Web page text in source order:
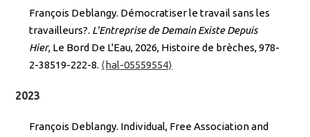
François Deblangy. Démocratiser le travail sans les
travailleurs?. L'Entreprise de Demain Existe Depuis
Hier, Le Bord De L'Eau, 2026, Histoire de brèches, 978-
2-38519-222-8. ⟨hal-05559554⟩
2023
François Deblangy. Individual, Free Association and